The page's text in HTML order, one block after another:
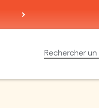
Ouvrir la
Rechercher